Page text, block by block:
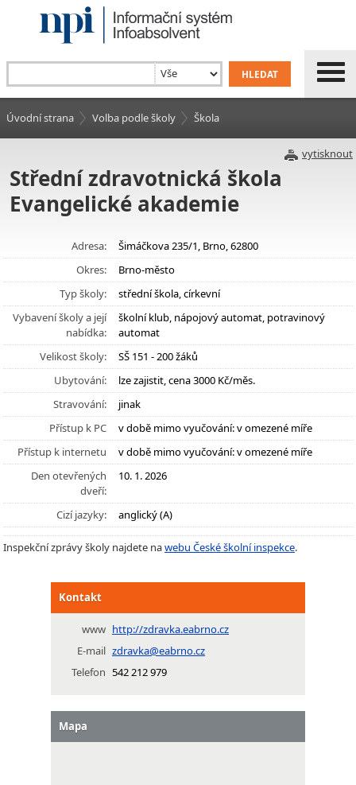
Úvodní strana Volba podle školy Škola
vytisknout
Střední zdravotnická škola
Evangelické akademie
Adresa:
Šimáčkova 235/1, Brno, 62800
Okres:
Brno-město
Typ školy:
střední škola, církevní
Vybavení školy a její
nabídka:
školní klub, nápojový automat, potravinový
automat
Velikost školy:
SŠ 151 - 200 žáků
Ubytování:
lze zajistit, cena 3000 Kč/měs.
Stravování:
jinak
Přístup k PC
v době mimo vyučování: v omezené míře
Přístup k internetu
v době mimo vyučování: v omezené míře
Den otevřených
dveří:
10. 1. 2026
Cizí jazyky: anglický (A)
Inspekční zprávy školy najdete nawebu České školní inspekce.
Kontakt
www http://zdravka.eabrno.cz
E-mail zdravka@eabrno.cz
Telefon 542 212 979
Mapa